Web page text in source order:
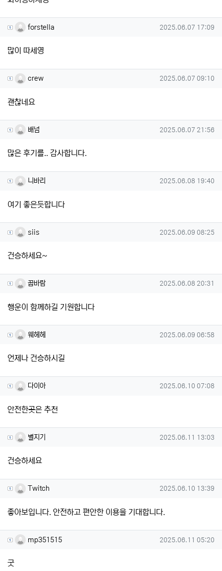
forstella님의 댓글
forstella 작성일
2025.06.07 17:09
많이 따세영
crew님의 댓글
crew 작성일
2025.06.07 09:10
괜찮네요
배넘님의 댓글
배넘 작성일
2025.06.07 21:56
많은 후기를.. 감사합니다.
니바리님의 댓글
니바리 작성일
2025.06.08 19:40
여기 좋은듯합니다
siis님의 댓글
siis 작성일
2025.06.09 08:25
건승하세요~
꿉바람님의 댓글
꿉바람 작성일
2025.06.08 20:31
행운이 함께하길 기원합니다
웨헤헤님의 댓글
웨헤헤 작성일
2025.06.09 06:58
언제나 건승하시길
다이아님의 댓글
다이아 작성일
2025.06.10 07:08
안전한곳은 추천
별지기님의 댓글
별지기 작성일
2025.06.11 13:03
건승하세요
Twitch님의 댓글
Twitch 작성일
2025.06.10 13:39
좋아보입니다. 안전하고 편안한 이용을 기대합니다.
mp351515님의 댓글
mp351515 작성일
2025.06.11 05:20
굿